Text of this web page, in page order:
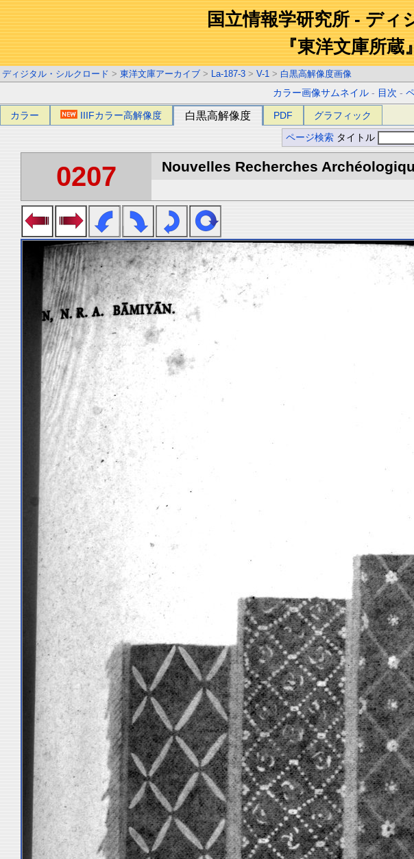
国立情報学研究所 - ディ
『東洋文庫所蔵
ディジタル・シルクロード > 東洋文庫アーカイブ > La-187-3 > V-1 > 白黒高解像度画像
カラー画像サムネイル - 目次 -
カラー IIIFカラー高解像度 白黒高解像度 PDF グラフィック
ページ検索 タイトル
0207 Nouvelles Recherches